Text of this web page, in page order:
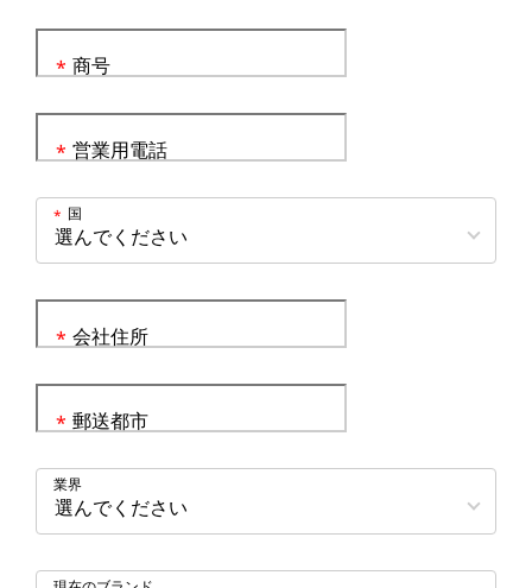
商号
*
営業用電話
*
国
*
会社住所
*
郵送都市
*
業界